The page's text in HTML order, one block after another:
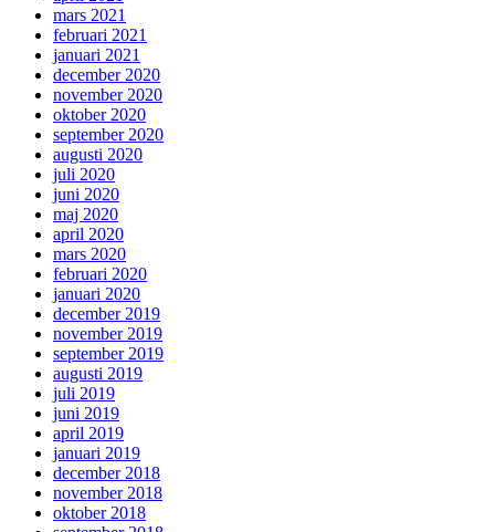
mars 2021
februari 2021
januari 2021
december 2020
november 2020
oktober 2020
september 2020
augusti 2020
juli 2020
juni 2020
maj 2020
april 2020
mars 2020
februari 2020
januari 2020
december 2019
november 2019
september 2019
augusti 2019
juli 2019
juni 2019
april 2019
januari 2019
december 2018
november 2018
oktober 2018